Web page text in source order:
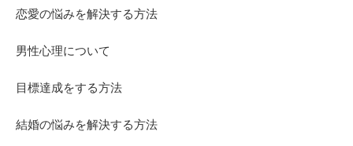
恋愛の悩みを解決する方法
男性心理について
目標達成をする方法
結婚の悩みを解決する方法